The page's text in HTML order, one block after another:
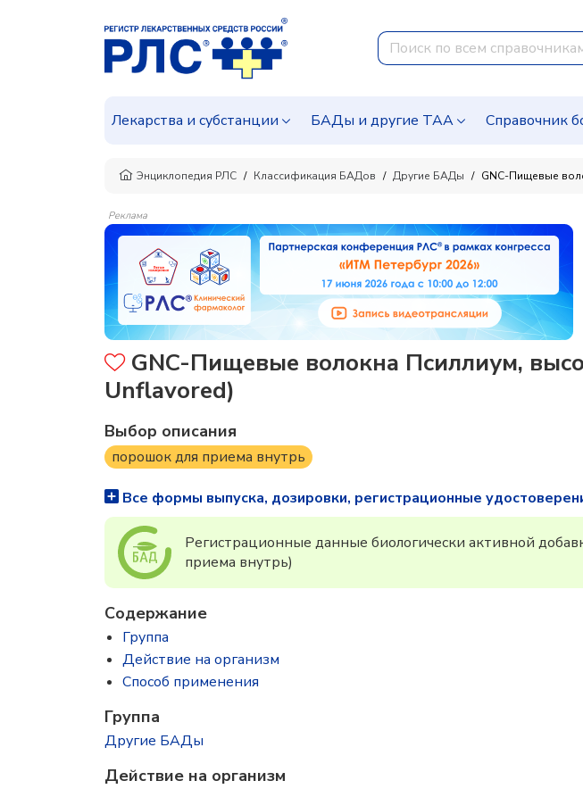
Лекарства и субстанции БАДы и другие ТАА Справочник
Энциклопедия РЛС Классификация БАДов Другие БАДы GNC-Пищевые
Реклама
GNC-Пищевые волокна Псиллиум,
Unflavored)
Выбор описания
порошок для приема внутрь
Все формы выпуска, дозировки, регистрационные
Регистрационные данные биологически активной
приема внутрь)
Содержание
Группа
Действие на организм
Способ применения
Группа
Другие БАДы
Действие на организм